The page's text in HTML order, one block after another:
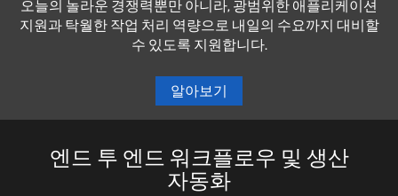
오늘의 놀라운 경쟁력뿐만 아니라, 광범위한 애플리케이션
지원과 탁월한 작업 처리 역량으로 내일의 수요까지 대비할
수 있도록 지원합니다.
알아보기
엔드 투 엔드 워크플로우 및 생산
자동화